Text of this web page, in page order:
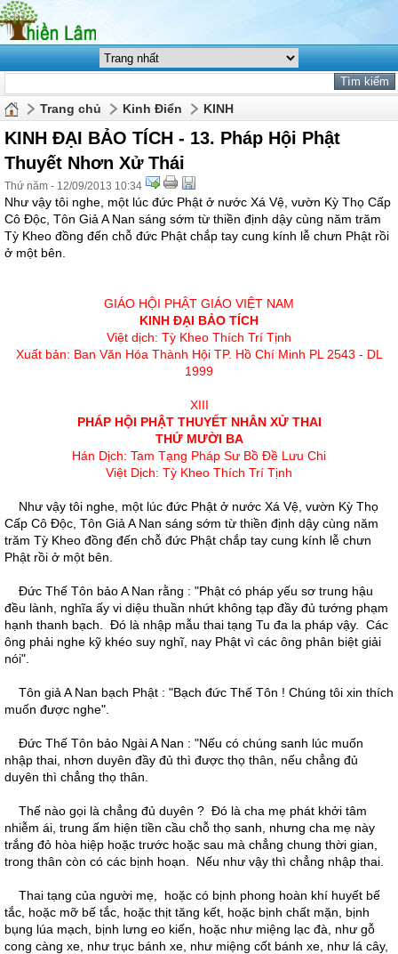
Trang chủ Kinh Điển KINH
KINH ĐẠI BẢO TÍCH - 13. Pháp Hội Phật
Thuyết Nhơn Xử Thái
Thứ năm - 12/09/2013 10:34
Như vậy tôi nghe, một lúc đức Phật ở nước Xá Vệ, vườn Kỳ Thọ Cấp
Cô Độc, Tôn Giả A Nan sáng sớm từ thiền định dậy cùng năm trăm
Tỳ Kheo đồng đến chỗ đức Phật chắp tay cung kính lễ chưn Phật rồi
ở một bên.
GIÁO HỘI PHẬT GIÁO VIỆT NAM
KINH ÐẠI BẢO TÍCH
Việt dịch: Tỳ Kheo Thích Trí Tịnh
Xuất bản: Ban Văn Hóa Thành Hội TP. Hồ Chí Minh PL 2543 - DL
1999
XIII
PHÁP HỘI PHẬT THUYẾT NHÂN XỬ THAI
THỨ MƯỜI BA
Hán Dịch: Tam Tạng Pháp Sư Bồ Đề Lưu Chi
Việt Dịch: Tỳ Kheo Thích Trí Tịnh
Như vậy tôi nghe, một lúc đức Phật ở nước Xá Vệ, vườn Kỳ Thọ
Cấp Cô Độc, Tôn Giả A Nan sáng sớm từ thiền định dậy cùng năm
trăm Tỳ Kheo đồng đến chỗ đức Phật chắp tay cung kính lễ chưn
Phật rồi ở một bên.
Đức Thế Tôn bảo A Nan rằng : "Phật có pháp yếu sơ trung hậu
đều lành, nghĩa ấy vi diệu thuần nhứt không tạp đầy đủ tướng phạm
hạnh thanh bạch. Đó là nhập mẫu thai tạng Tu đa la pháp vậy. Các
ông phải nghe kỹ khéo suy nghĩ, nay Phật vì các ông phân biệt giải
nói".
Tôn giả A Nan bạch Phật : "Bạch đức Thế Tôn ! Chúng tôi xin thích
muốn được nghe".
Đức Thế Tôn bảo Ngài A Nan : "Nếu có chúng sanh lúc muốn
nhập thai, nhơn duyên đầy đủ thì được thọ thân, nếu chẳng đủ
duyên thì chẳng thọ thân.
Thế nào gọi là chẳng đủ duyên ? Đó là cha mẹ phát khởi tâm
nhiễm ái, trung ấm hiện tiền cầu chỗ thọ sanh, nhưng cha mẹ này
trắng đỏ hòa hiệp hoặc trước hoặc sau mà chẳng chung thời gian,
trong thân còn có các bịnh hoạn. Nếu như vậy thì chẳng nhập thai.
Thai tạng của người mẹ, hoặc có bịnh phong hoàn khí huyết bế
tắc, hoặc mỡ bế tắc, hoặc thịt tăng kết, hoặc bịnh chất mặn, bịnh
bụng lúa mạch, bịnh lưng eo kiến, hoặc như miệng lạc đà, như gỗ
cong càng xe, như trục bánh xe, như miệng cốt bánh xe, như lá cây,